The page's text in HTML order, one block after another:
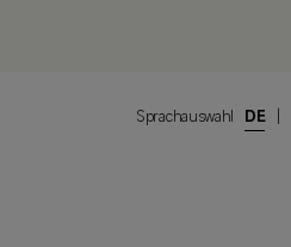
Sprachauswahl DE